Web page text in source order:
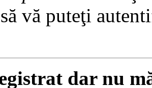
vă puteţi
dar nu